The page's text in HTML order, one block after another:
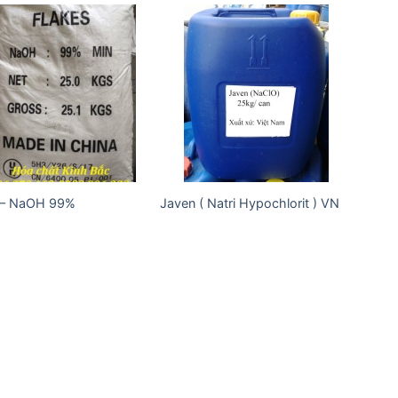
Add to
wishlist
NaOH 99%
Add to
wishlist
Javen ( Natri Hypochlorit ) VN